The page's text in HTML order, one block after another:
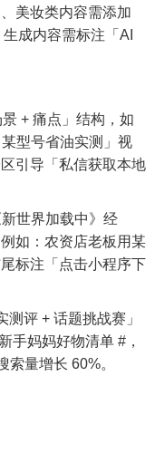
美妆类内容需添加
成内容需标注「AI
景 + 痛点」结构，如
型号省油实测」视
引导「私信获取本地
世界加载中》经
如：农资店老板用某
标注「点击小程序下
测评 + 话题挑战赛」
手妈妈好物清单 #，
索量增长 60%。